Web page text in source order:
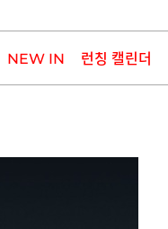
NEW IN 런칭 캘린더